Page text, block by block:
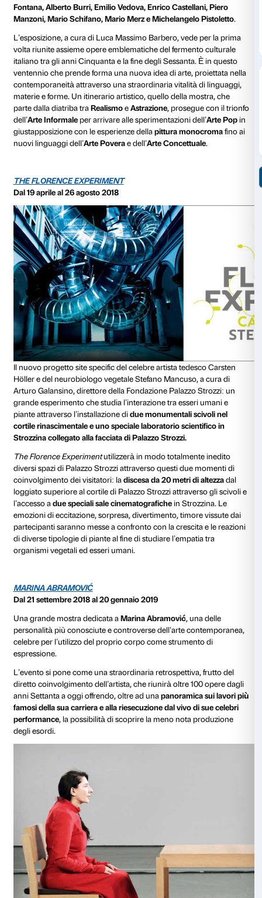
Uno straordinario viaggio tra arte, politica e società
anni Cinquanta e il periodo della contestazione del
attraverso ottanta opere di artisti come Renato
Fontana, Alberto Burri, Emilio Vedova, Enrico
Manzoni, Mario Schifano, Mario Merz e
L’esposizione, a cura di Luca Massimo Barbero,
volta riunite assieme opere emblematiche del
italiano tra gli anni Cinquanta e la fine degli
ventennio che prende forma una nuova idea di arte,
contemporaneità attraverso una straordinaria
materie e forme. Un itinerario artistico, quello della
parte dalla diatriba traRealismoeAstrazione,
dell’Arte Informaleper arrivare alle sperimentazioni
giustapposizione con le esperienze dellapittura
nuovi linguaggi dell’Arte Poverae dell’Arte
THE FLORENCE EXPERIMENT
Il nuovo progetto site specific del celebre artista
Höller e del neurobiologo vegetale Stefano
Arturo Galansino, direttore della Fondazione
grande esperimento che studia l’interazione tra
piante attraverso l’installazione diduemonumentali
cortile rinascimentale e uno speciale laboratorio